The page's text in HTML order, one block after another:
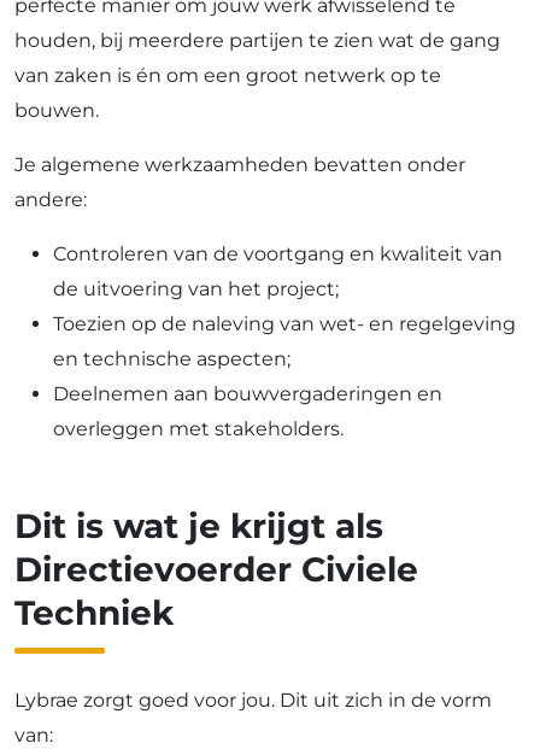
perfecte manier om jouw werk afwisselend te
houden, bij meerdere partijen te zien wat de gang
van zaken is én om een groot netwerk op te
bouwen.
Je algemene werkzaamheden bevatten onder
andere:
Controleren van de voortgang en kwaliteit van
de uitvoering van het project;
Toezien op de naleving van wet- en regelgeving
en technische aspecten;
Deelnemen aan bouwvergaderingen en
overleggen met stakeholders.
Dit is wat je krijgt als
Directievoerder Civiele
Techniek
Lybrae zorgt goed voor jou. Dit uit zich in de vorm
van: